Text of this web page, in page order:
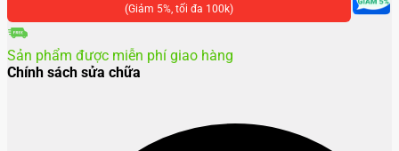
lượng
(Giảm 5%, tối đa 100k)
Sản phẩm được miễn phí giao hàng
Chính sách sửa chữa